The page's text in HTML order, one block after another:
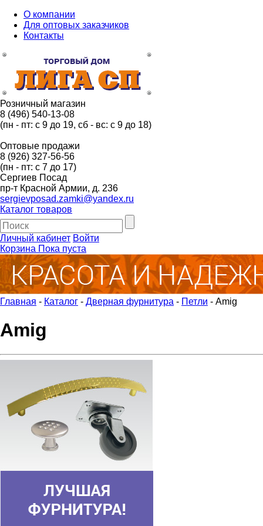
О компании
Для оптовых заказчиков
Контакты
Розничный магазин
8 (496) 540-13-08
(пн - пт: с 9 до 19, сб - вс: с 9 до 18)
Оптовые продажи
8 (926) 327-56-56
(пн - пт: с 7 до 17)
Сергиев Посад
пр-т Красной Армии, д. 236
sergievposad.zamki@yandex.ru
Каталог товаров
Личный кабинет Войти
Корзина Пока пуста
Главная - Каталог - Дверная фурнитура - Петли - Amig
Amig